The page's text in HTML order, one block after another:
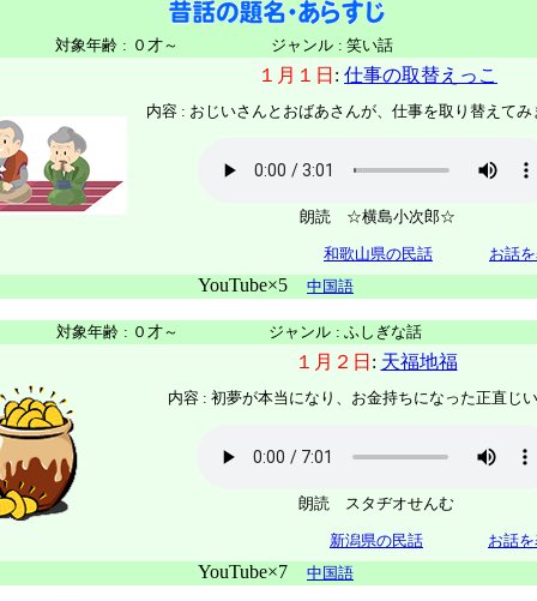
対象年齢 : ０才～ ジャンル : 笑い話
１月１日 : 仕事の取替えっこ
内容 : おじいさんとおばあさんが、仕事を取り替えてみ
朗読 ☆横島小次郎☆
和歌山県の民話 お話
YouTube×5 中国語
対象年齢 : ０才～ ジャンル : ふしぎな話
１月２日 : 天福地福
内容 : 初夢が本当になり、お金持ちになった正直じい
朗読 スタヂオせんむ
新潟県の民話 お話
YouTube×7 中国語